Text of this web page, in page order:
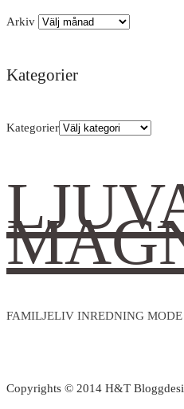
Arkiv
Kategorier
Kategorier
FAMILJELIV INREDNING MODE
Copyrights © 2014 H&T